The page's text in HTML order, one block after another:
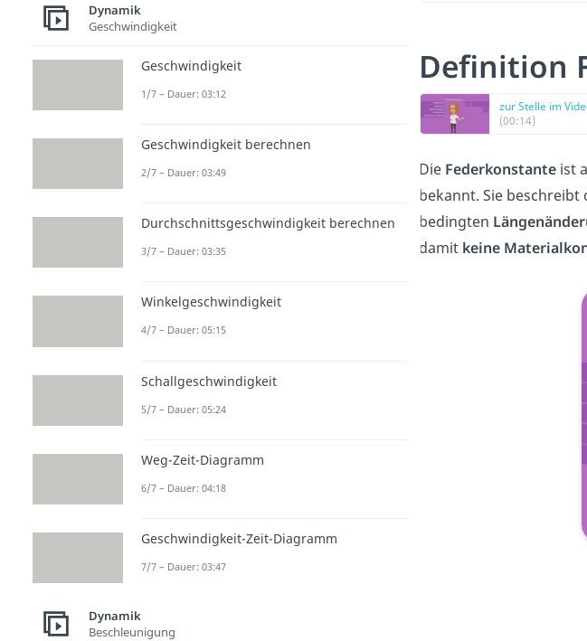
Definition
zur Stelle im
(00:14)
Die Federkonstante ist
bekannt. Sie beschreibt
bedingten
damit keine
Dynamik
Geschwindigkeit
Geschwindigkeit
1/7 – Dauer: 03:12
Geschwindigkeit berechnen
2/7 – Dauer: 03:49
Durchschnittsgeschwindigkeit berechnen
3/7 – Dauer: 03:35
Winkelgeschwindigkeit
4/7 – Dauer: 05:15
Schallgeschwindigkeit
5/7 – Dauer: 05:24
Weg-Zeit-Diagramm
6/7 – Dauer: 04:18
Geschwindigkeit-Zeit-Diagramm
7/7 – Dauer: 03:47
Dynamik
Beschleunigung